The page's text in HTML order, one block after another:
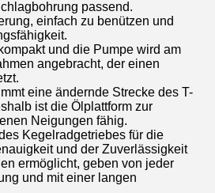
passend.
einfach zu benützen und
und die Pumpe wird am
angebracht, der einen
eine ändernde Strecke des T-
ist die Ölplattform zur
Neigungen fähig.
Kegelradgetriebes für die
und der Zuverlässigkeit
ermöglicht, geben von jeder
und mit einer langen